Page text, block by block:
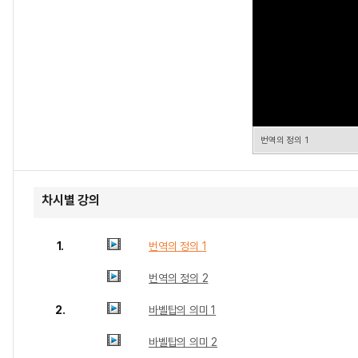
번역의 정의 1
차시별 강의
1. 번역의 정의 1
번역의 정의 2
2. 바벨탑의 의미 1
바벨탑의 의미 2